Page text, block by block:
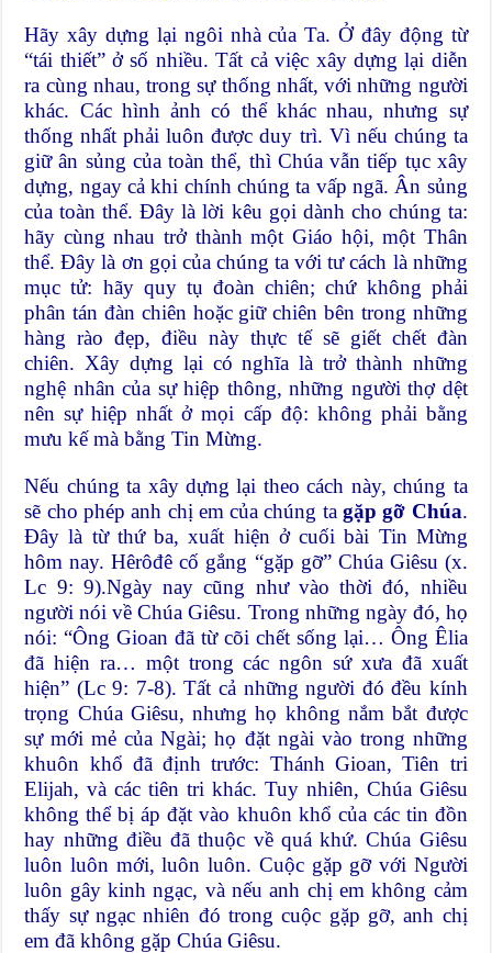
Hãy xây dựng lại ngôi nhà của Ta. Ở đây động từ
“tái thiết” ở số nhiều. Tất cả việc xây dựng lại diễn
ra cùng nhau, trong sự thống nhất, với những người
khác. Các hình ảnh có thể khác nhau, nhưng sự
thống nhất phải luôn được duy trì. Vì nếu chúng ta
giữ ân sủng của toàn thể, thì Chúa vẫn tiếp tục xây
dựng, ngay cả khi chính chúng ta vấp ngã. Ân sủng
của toàn thể. Đây là lời kêu gọi dành cho chúng ta:
hãy cùng nhau trở thành một Giáo hội, một Thân
thể. Đây là ơn gọi của chúng ta với tư cách là những
mục tử: hãy quy tụ đoàn chiên; chứ không phải
phân tán đàn chiên hoặc giữ chiên bên trong những
hàng rào đẹp, điều này thực tế sẽ giết chết đàn
chiên. Xây dựng lại có nghĩa là trở thành những
nghệ nhân của sự hiệp thông, những người thợ dệt
nên sự hiệp nhất ở mọi cấp độ: không phải bằng
mưu kế mà bằng Tin Mừng.
Nếu chúng ta xây dựng lại theo cách này, chúng ta
sẽ cho phép anh chị em của chúng tagặp gỡ Chúa.
Đây là từ thứ ba, xuất hiện ở cuối bài Tin Mừng
hôm nay. Hêrôđê cố gắng “gặp gỡ” Chúa Giêsu (x.
Lc 9: 9).Ngày nay cũng như vào thời đó, nhiều
người nói về Chúa Giêsu. Trong những ngày đó, họ
nói: “Ông Gioan đã từ cõi chết sống lại… Ông Êlia
đã hiện ra… một trong các ngôn sứ xưa đã xuất
hiện” (Lc 9: 7-8). Tất cả những người đó đều kính
trọng Chúa Giêsu, nhưng họ không nắm bắt được
sự mới mẻ của Ngài; họ đặt ngài vào trong những
khuôn khổ đã định trước: Thánh Gioan, Tiên tri
Elijah, và các tiên tri khác. Tuy nhiên, Chúa Giêsu
không thể bị áp đặt vào khuôn khổ của các tin đồn
hay những điều đã thuộc về quá khứ. Chúa Giêsu
luôn luôn mới, luôn luôn. Cuộc gặp gỡ với Người
luôn gây kinh ngạc, và nếu anh chị em không cảm
thấy sự ngạc nhiên đó trong cuộc gặp gỡ, anh chị
em đã không gặp Chúa Giêsu.